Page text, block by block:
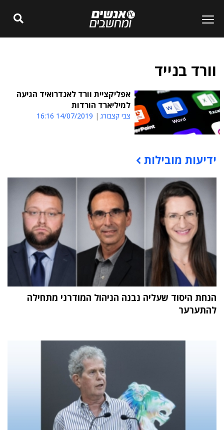
וורד בנייד
אפליקציית וורד לאנדרואיד הגיעה
למיליארד הורדות
צבי קצבורג 14/07/2019 16:16
תוכן פרסומי
ידיעות מובילות
הנחת היסוד שעליה נבנה הניהול המודרני מתחילה
להתערער